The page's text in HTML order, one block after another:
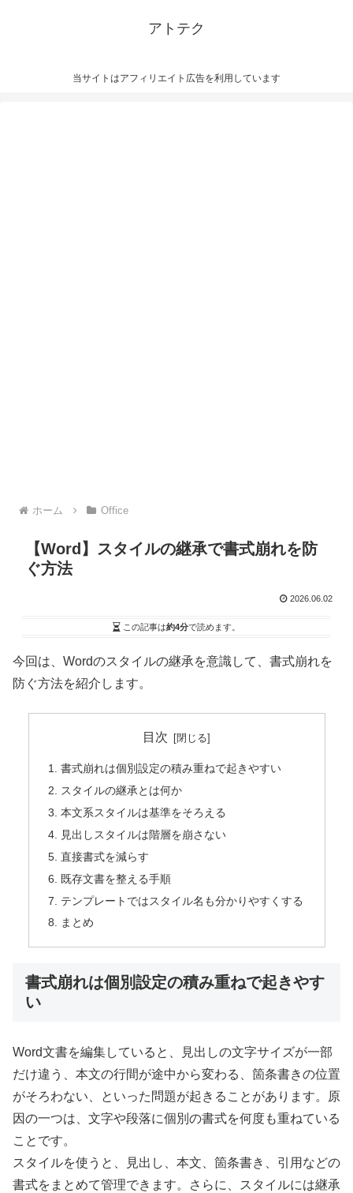
アトテク
当サイトはアフィリエイト広告を利用しています
ホーム Office
【Word】スタイルの継承で書式崩れを防
ぐ方法
2026.06.02
この記事は約4分で読めます。
今回は、Wordのスタイルの継承を意識して、書式崩れを
防ぐ方法を紹介します。
目次
書式崩れは個別設定の積み重ねで起きやすい
スタイルの継承とは何か
本文系スタイルは基準をそろえる
見出しスタイルは階層を崩さない
直接書式を減らす
既存文書を整える手順
テンプレートではスタイル名も分かりやすくする
まとめ
書式崩れは個別設定の積み重ねで起きやす
い
Word文書を編集していると、見出しの文字サイズが一部
だけ違う、本文の行間が途中から変わる、箇条書きの位置
がそろわない、といった問題が起きることがあります。原
因の一つは、文字や段落に個別の書式を何度も重ねている
ことです。
スタイルを使うと、見出し、本文、箇条書き、引用などの
書式をまとめて管理できます。さらに、スタイルには継承